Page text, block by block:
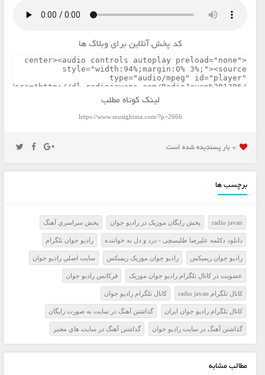
کد پخش آنلاین برای وبلاگ ها
لینک کوتاه مطلب
https://www.musighima.com/?p=2666
0 بار پسنديده شده است
برچسب ها
radio javan پخش رايگان موزيک در راديو جوان پخش سراسري آهنگ
دانلود دکلمه علیرضا طلیسچی - درد و دل به خواننده راديو جوان تلگرام
راديو جوان ريميکس راديو جوان موزيک ريميکس سايت اصلي راديو جوان
عضويت در کانال تلگرام راديو جوان موزيک فرکانس راديو جوان
کانال تلگرام radio javan کانال تلگرام راديو جوان
کانال تلگرام راديو جوان ايران گذاشتن آهنگ در سايت به صورت رايگان
گذاشتن آهنگ در سايت راديو جوان گذاشتن آهنگ در سايت هاي معتبر
مطالب مشابه